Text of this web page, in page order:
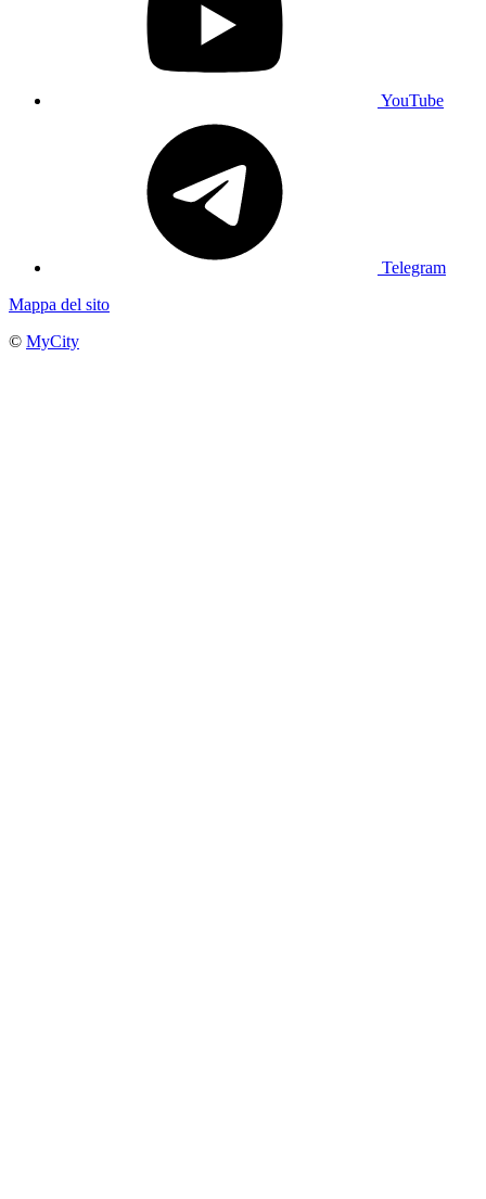
YouTube
Telegram
Mappa del sito
© MyCity